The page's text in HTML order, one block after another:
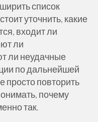
список
уточнить, какие
входит ли
ли
ли неудачные
по дальнейшей
просто повторить
почему
так.